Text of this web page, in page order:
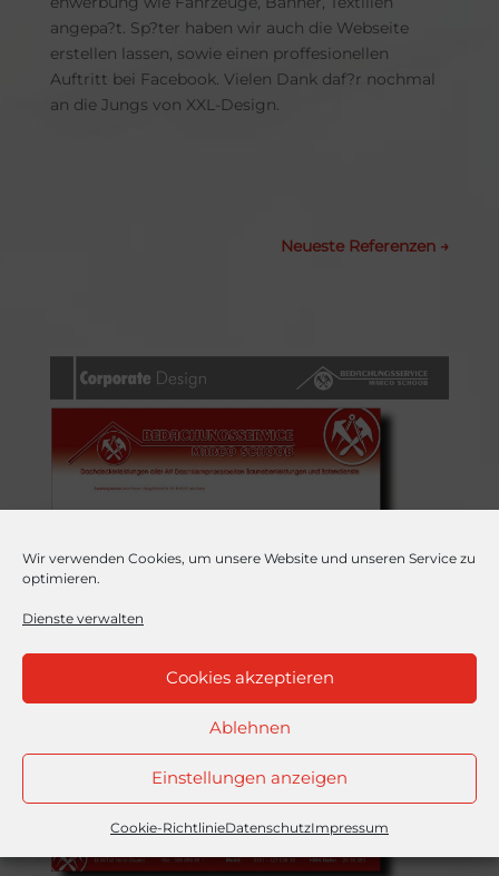
Wir verwenden Cookies, um unsere Website und unseren Service zu
optimieren.
Dienste verwalten
Cookies akzeptieren
Ablehnen
Einstellungen anzeigen
Cookie-RichtlinieDatenschutzImpressum
angepa?t. Sp?ter haben wir auch die Webseite
erstellen lassen, sowie einen proffesionellen
Auftritt bei Facebook. Vielen Dank daf?r nochmal
an die Jungs von XXL-Design.
Neueste Referenzen →